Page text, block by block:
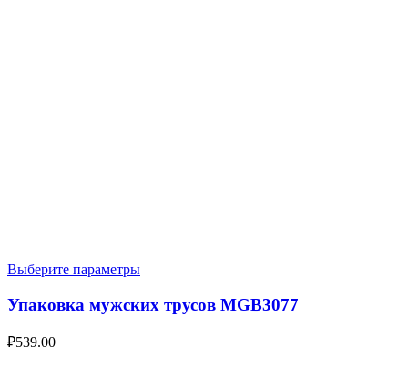
Выберите параметры
Упаковка мужских трусов MGB3077
₽539.00